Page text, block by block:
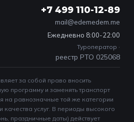
+7 499 110-12-89
mail@edemedem.me
Ежедневно 8:00-22:00
Туроператор ·
реестр РТО 025068
за собой право вносить
программу и заменять транспорт
на равнозначные той же категории
услуг. В периоды высокого
праздничные даты) действует